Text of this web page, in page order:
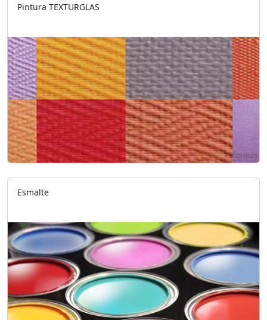
Pintura TEXTURGLAS
Esmalte